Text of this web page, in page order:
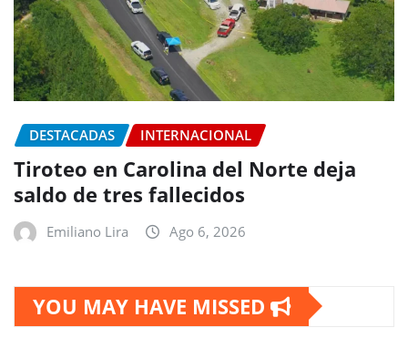
DESTACADAS INTERNACIONAL
Tiroteo en Carolina del Norte deja
saldo de tres fallecidos
Emiliano Lira Ago 6, 2026
YOU MAY HAVE MISSED